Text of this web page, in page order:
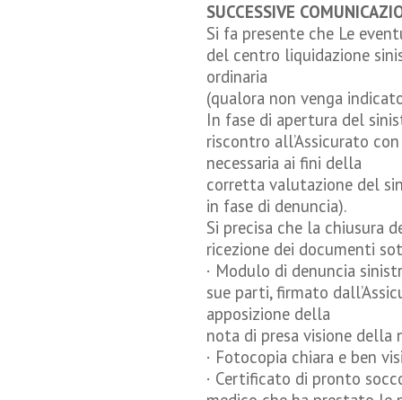
SUCCESSIVE
Si fa presente che Le
del centro liquidazione
ordinaria
(qualora non venga
In fase di apertura del
riscontro all’Assicurato
necessaria ai fini della
corretta valutazione del
in fase di denuncia).
Si precisa che la chiusura
ricezione dei documenti
· Modulo di denuncia
sue parti, firmato
apposizione della
nota di presa visione della
· Fotocopia chiara e ben
· Certificato di pronto